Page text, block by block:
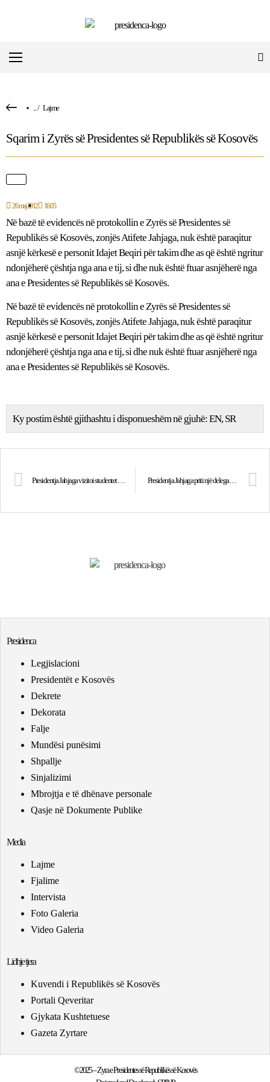
.../ Lajme
Sqarim i Zyrës së Presidentes së Republikës së Kosovës
26 maj 2012 16:05
Në bazë të evidencës në protokollin e Zyrës së Presidentes së
Republikës së Kosovës, zonjës Atifete Jahjaga, nuk është paraqitur
asnjë kërkesë e personit Idajet Beqiri për takim dhe as që është ngritur
ndonjëherë çështja nga ana e tij, si dhe nuk është ftuar asnjëherë nga
ana e Presidentes së Republikës së Kosovës.
Në bazë të evidencës në protokollin e Zyrës së Presidentes së
Republikës së Kosovës, zonjës Atifete Jahjaga, nuk është paraqitur
asnjë kërkesë e personit Idajet Beqiri për takim dhe as që është ngritur
ndonjëherë çështja nga ana e tij, si dhe nuk është ftuar asnjëherë nga
ana e Presidentes së Republikës së Kosovës.
Ky postim është gjithashtu i disponueshëm në gjuhë:EN SR
Presidentja Jahjaga priti një delegacion të Komisionit për Punë të Jashtme të Parlamentit të Madh të Turqisë
Presidenca
Legjislacioni
Presidentët e Kosovës
Dekrete
Dekorata
Falje
Mundësi punësimi
Shpallje
Sinjalizimi
Mbrojtja e të dhënave personale
Qasje në Dokumente Publike
Media
Lajme
Fjalime
Intervista
Foto Galeria
Video Galeria
Lidhje tjera
Kuvendi i Republikës së Kosovës
Portali Qeveritar
Gjykata Kushtetuese
Gazeta Zyrtare
©2025 – Zyra e Presidentes së Republikës së Kosovës